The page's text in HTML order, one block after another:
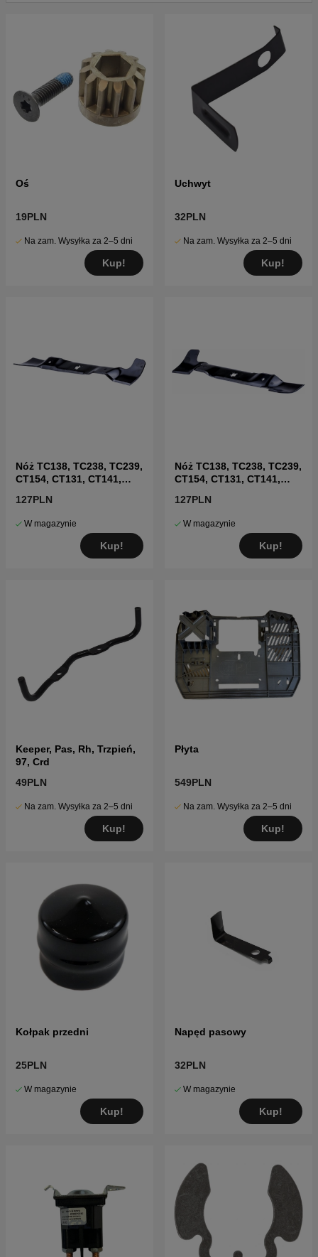
Oś
19PLN
Na zam. Wysyłka za 2–5 dni
Kup!
Uchwyt
32PLN
Na zam. Wysyłka za 2–5 dni
Kup!
Nóż TC138, TC238, TC239,
CT154, CT131, CT141,
127PLN
W magazynie
Kup!
Nóż TC138, TC238, TC239,
CT154, CT131, CT141,
127PLN
W magazynie
Kup!
Keeper, Pas, Rh, Trzpień,
97, Crd
49PLN
Na zam. Wysyłka za 2–5 dni
Kup!
Płyta
549PLN
Na zam. Wysyłka za 2–5 dni
Kup!
Kołpak przedni
25PLN
W magazynie
Kup!
Napęd pasowy
32PLN
W magazynie
Kup!